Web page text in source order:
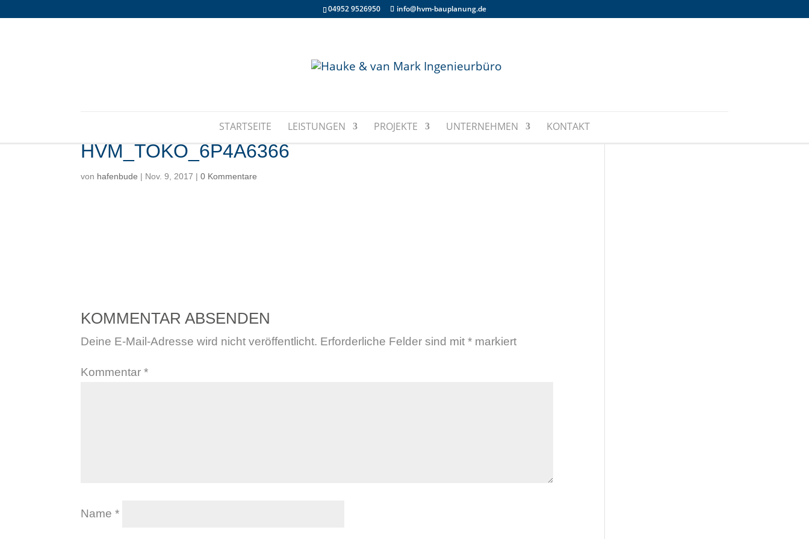
04952 9526950 info@hvm-bauplanung.de
STARTSEITE LEISTUNGEN PROJEKTE UNTERNEHMEN KONTAKT
HVM_TOKO_6P4A6366
von hafenbude | Nov. 9, 2017 |0 Kommentare
KOMMENTAR ABSENDEN
Deine E-Mail-Adresse wird nicht veröffentlicht. Erforderliche Felder sind mit* markiert
Kommentar*
Name*